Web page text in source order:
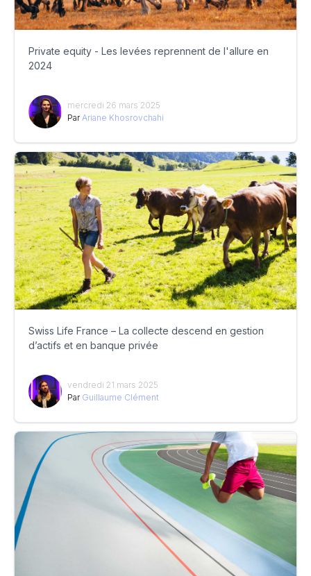
Private equity - Les levées reprennent de l'allure en
2024
mercredi 26 mars 2025
Par Ariane Khosrovchahi
Swiss Life France – La collecte descend en gestion
d’actifs et en banque privée
vendredi 21 mars 2025
Par Guillaume Clément